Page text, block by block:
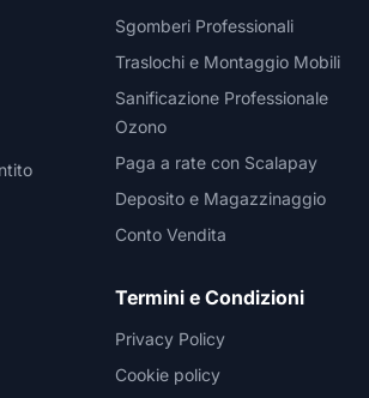
Sgomberi Professionali
Traslochi e Montaggio Mobili
Sanificazione Professionale
Ozono
Paga a rate con Scalapay
Deposito e Magazzinaggio
Conto Vendita
Termini e Condizioni
Privacy Policy
Cookie policy